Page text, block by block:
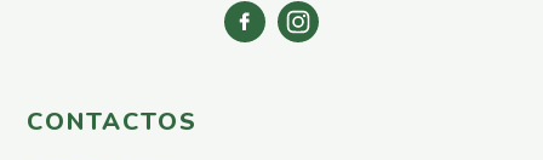
Nemátodos
Armadilhas
CONTACTOS